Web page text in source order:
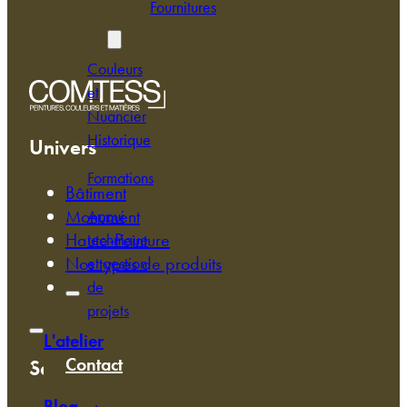
Fournitures
Couleurs
et
Nuancier
Historique
Formations
Appui
technique
et gestion
de
projets
L'atelier
Contact
Univers
Bâtiment
Monument
Haute-Peinture
Nos types de produits
Services